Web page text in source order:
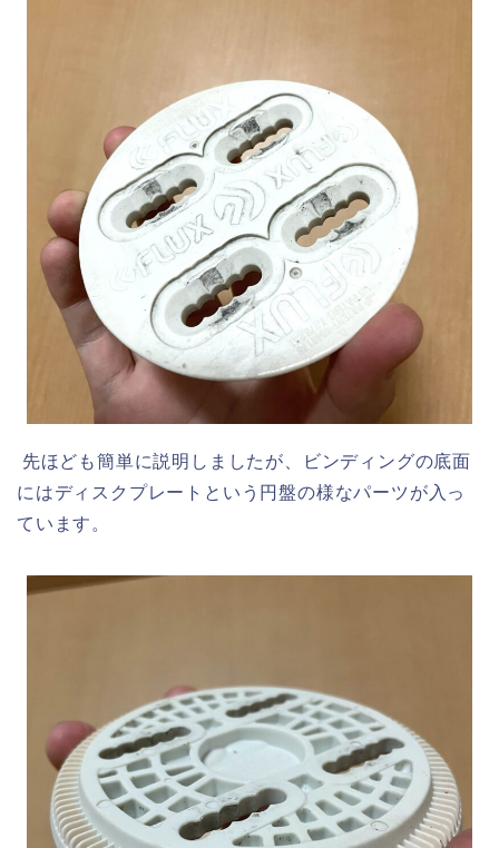
先ほども簡単に説明しましたが、ビンディングの底面
にはディスクプレートという円盤の様なパーツが入っ
ています。